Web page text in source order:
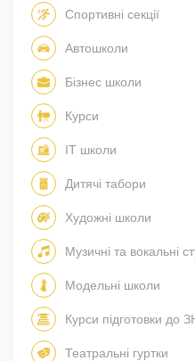
Спортивні секції
Автошколи
Бізнес школи
Курси
IT школи
Дитячі табори
Художні школи
Музичні та вокальні
Модельні школи
Курси підготовки
Театральні гуртки